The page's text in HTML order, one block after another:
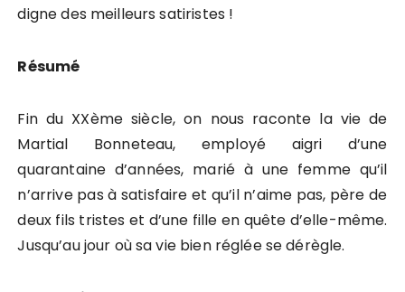
digne des meilleurs satiristes !
Résumé
Fin du XXème siècle, on nous raconte la vie de
Martial Bonneteau, employé aigri d’une
quarantaine d’années, marié à une femme qu’il
n’arrive pas à satisfaire et qu’il n’aime pas, père de
deux fils tristes et d’une fille en quête d’elle-même.
Jusqu’au jour où sa vie bien réglée se dérègle.